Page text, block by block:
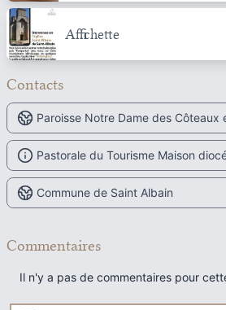
Affichette
Contacts
Paroisse Notre Dame des Côteaux
Pastorale du Tourisme Maison
Commune de Saint Albain
Commentaires
Il n'y a pas de commentaires pour